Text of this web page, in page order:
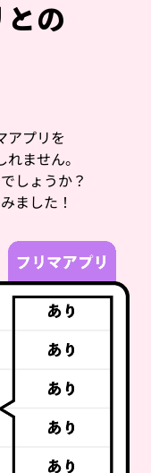
SKZOO ver.
フィギュア
円
FELIX World T
JAPAN ぬ
STADIUM BbokA
ックス ポガリ
買取価格
との
アプリを
ません。
しょうか？
ました！